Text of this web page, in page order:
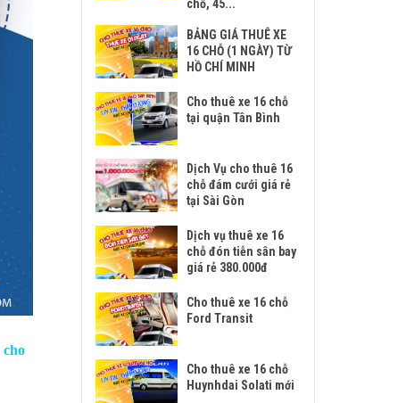
cho
chỗ, 45...
BẢNG GIÁ THUÊ XE
16 CHỖ (1 NGÀY) TỪ
HỒ CHÍ MINH
Cho thuê xe 16 chỗ
tại quận Tân Bình
Dịch Vụ cho thuê 16
chỗ đám cưới giá rẻ
tại Sài Gòn
Dịch vụ thuê xe 16
chỗ đón tiễn sân bay
giá rẻ 380.000đ
Cho thuê xe 16 chỗ
Ford Transit
Cho thuê xe 16 chỗ
Huynhdai Solati mới